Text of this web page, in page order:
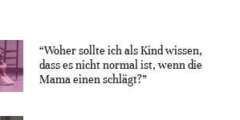
“Woher sollte ich als Kind wissen,
dass es nicht normal ist, wenn die
Mama einen schlägt?”